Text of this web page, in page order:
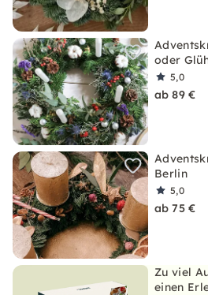
oder
5,0
ab 89 €
Berlin
5,0
ab 75 €
Zu viel
einen